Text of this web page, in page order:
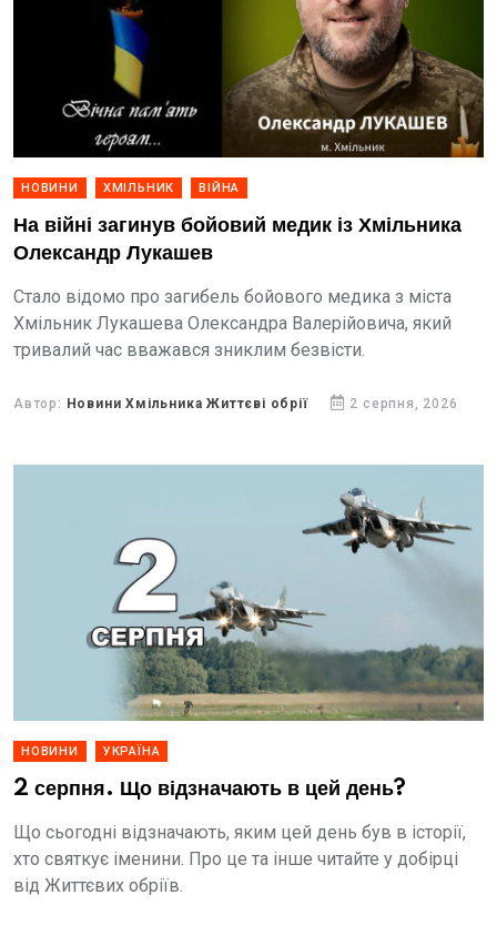
НОВИНИ ХМІЛЬНИК ВІЙНА
На війні загинув бойовий медик із Хмільника
Олександр Лукашев
Стало відомо про загибель бойового медика з міста
Хмільник Лукашева Олександра Валерійовича, який
тривалий час вважався зниклим безвісти.
Автор: Новини Хмільника Життєві обрії 2 серпня, 2026
НОВИНИ УКРАЇНА
2 серпня. Що відзначають в цей день?
Що сьогодні відзначають, яким цей день був в історії,
хто святкує іменини. Про це та інше читайте у добірці
від Життєвих обріїв.